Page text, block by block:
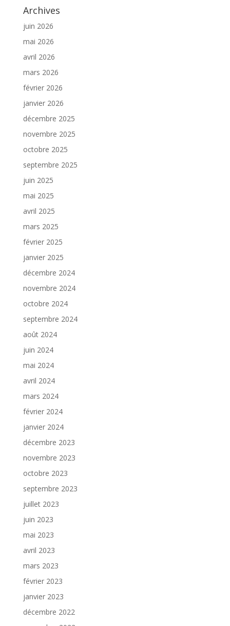
Archives
juin 2026
mai 2026
avril 2026
mars 2026
février 2026
janvier 2026
décembre 2025
novembre 2025
octobre 2025
septembre 2025
juin 2025
mai 2025
avril 2025
mars 2025
février 2025
janvier 2025
décembre 2024
novembre 2024
octobre 2024
septembre 2024
août 2024
juin 2024
mai 2024
avril 2024
mars 2024
février 2024
janvier 2024
décembre 2023
novembre 2023
octobre 2023
septembre 2023
juillet 2023
juin 2023
mai 2023
avril 2023
mars 2023
février 2023
janvier 2023
décembre 2022